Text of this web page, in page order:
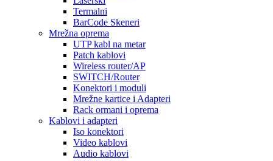
Termalni
BarCode Skeneri
Mrežna oprema
UTP kabl na metar
Patch kablovi
Wireless router/AP
SWITCH/Router
Konektori i moduli
Mrežne kartice i Adapteri
Rack ormani i oprema
Kablovi i adapteri
Iso konektori
Video kablovi
Audio kablovi